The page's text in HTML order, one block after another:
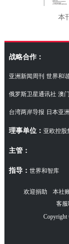
本
战略合作：
亚洲新闻周刊 世界和
俄罗斯卫星通讯社 澳
台湾两岸导报 日本亚
理事单位： 亚欧控股
主管：
指导： 世界和智库
欢迎捐助 本社
客服
Copyright